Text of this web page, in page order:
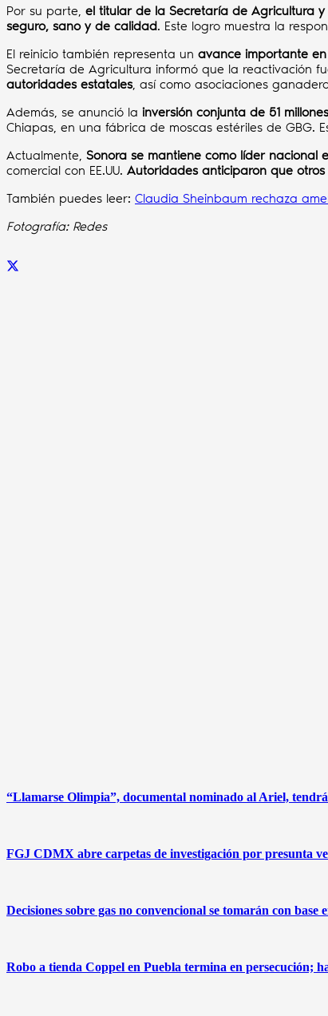
Por su parte, el titular de la Secretaría de Agricultura y
seguro, sano y de calidad. Este logro muestra la
El reinicio también representa un avance importante
Secretaría de Agricultura informó que la reactivación
autoridades estatales, así como asociaciones
Además, se anunció la inversión conjunta de 51
Chiapas, en una fábrica de moscas estériles de GBG.
Actualmente, Sonora se mantiene como líder nacional
comercial con EE.UU. Autoridades anticiparon que
También puedes leer: Claudia Sheinbaum rechaza
Fotografía: Redes
“Llamarse Olimpia”, documental nominado al Ariel,
FGJ CDMX abre carpetas de investigación por presunta
Decisiones sobre gas no convencional se tomarán con
Robo a tienda Coppel en Puebla termina en persecución;